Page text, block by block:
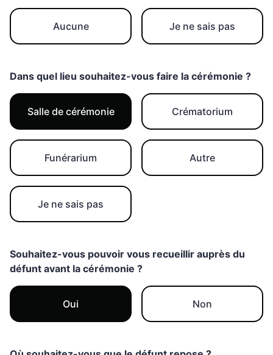
Aucune Je ne sais pas
Dans quel lieu souhaitez-vous faire la cérémonie ?
Salle de cérémonie Crématorium
Funérarium Autre
Je ne sais pas
Souhaitez-vous pouvoir vous recueillir auprès du
défunt avant la cérémonie ?
Oui Non